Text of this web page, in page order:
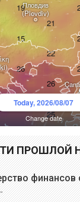
ПРОШЛОЙ
финансов